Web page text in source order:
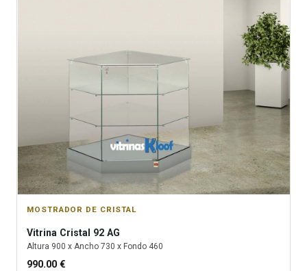
MOSTRADOR DE CRISTAL
Vitrina Cristal 92 AG
Altura 900 x Ancho 730 x Fondo 460
990.00 €